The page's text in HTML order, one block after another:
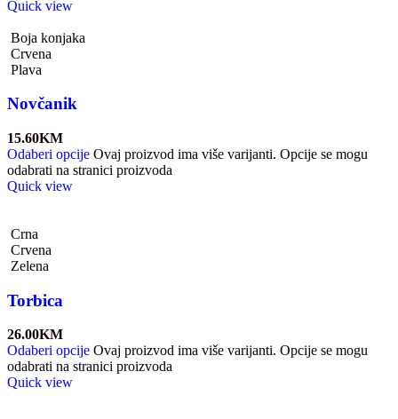
Quick view
Boja konjaka
Crvena
Plava
Novčanik
15.60KM
Odaberi opcije Ovaj proizvod ima više varijanti. Opcije se mogu
odabrati na stranici proizvoda
Quick view
Crna
Crvena
Zelena
Torbica
26.00KM
Odaberi opcije Ovaj proizvod ima više varijanti. Opcije se mogu
odabrati na stranici proizvoda
Quick view